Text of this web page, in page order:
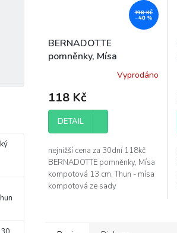
198 KČ
–40 %
BERNADOTTE
pomněnky, Mísa
kompotová 13 cm,Vyprodáno
118 Kč
DETAIL
nejnižší cena za 30dní 118kč
BERNADOTTE pomněnky, Mísa
kompotová 13 cm, Thun - mísa
kompotová ze sady